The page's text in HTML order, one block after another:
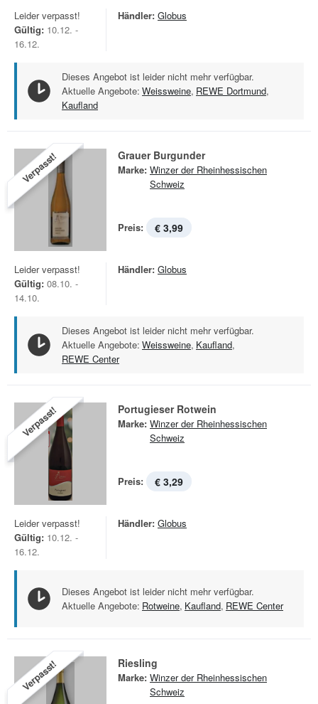
Leider verpasst!
Gültig: 10.12. -
16.12.
Händler: Globus
Dieses Angebot ist leider nicht mehr verfügbar.
Aktuelle Angebote: Weissweine, REWE Dortmund,
Kaufland
Verpasst! Grauer Burgunder
Marke: Winzer der Rheinhessischen
Schweiz
Preis: € 3,99
Leider verpasst!
Gültig: 08.10. -
14.10.
Händler: Globus
Dieses Angebot ist leider nicht mehr verfügbar.
Aktuelle Angebote: Weissweine, Kaufland,
REWE Center
Verpasst! Portugieser Rotwein
Marke: Winzer der Rheinhessischen
Schweiz
Preis: € 3,29
Leider verpasst!
Gültig: 10.12. -
16.12.
Händler: Globus
Dieses Angebot ist leider nicht mehr verfügbar.
Aktuelle Angebote: Rotweine, Kaufland, REWE Center
Verpasst! Riesling
Marke: Winzer der Rheinhessischen
Schweiz